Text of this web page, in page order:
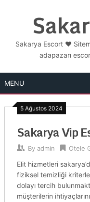
Sakarya Escort ❤️
adapazarı
MENU
5 Ağustos 2024
Sakarya Vip
By admin Otele
Elit hizmetleri
fiziksel temizliği
dolayı tercih
müşterilerin